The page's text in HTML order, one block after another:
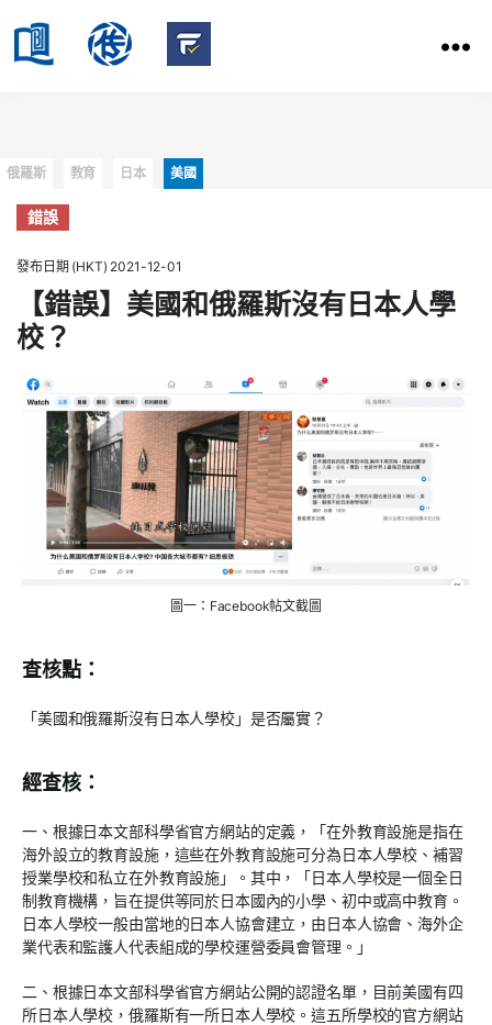
HKBU
of
Communication
Categories
俄羅斯 教育 日本 美國
錯誤
發布日期 (HKT) 2021-12-01
【錯誤】美國和俄羅斯沒有日本人學
校？
圖一：Facebook帖文截圖
查核點：
「美國和俄羅斯沒有日本人學校」是否屬實？
經查核：
一、根據日本文部科學省官方網站的定義，「在外教育設施是指在
海外設立的教育設施，這些在外教育設施可分為日本人學校、補習
授業學校和私立在外教育設施」。其中，「日本人學校是一個全日
制教育機構，旨在提供等同於日本國內的小學、初中或高中教育。
日本人學校一般由當地的日本人協會建立，由日本人協會、海外企
業代表和監護人代表組成的學校運營委員會管理。」
二、根據日本文部科學省官方網站公開的認證名單，目前美國有四
所日本人學校，俄羅斯有一所日本人學校。這五所學校的官方網站